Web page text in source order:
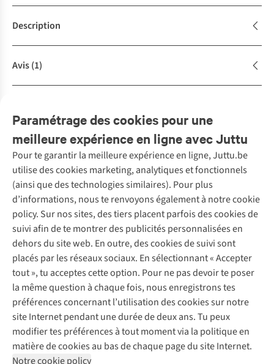
Description
Avis(1)
Complétez le look
Achète la tenue
Paramétrage des cookies pour une
meilleure expérience en ligne avec Juttu
Pour te garantir la meilleure expérience en ligne, Juttu.be
utilise des cookies marketing, analytiques et fonctionnels
(ainsi que des technologies similaires). Pour plus
d’informations, nous te renvoyons également à notre cookie
policy. Sur nos sites, des tiers placent parfois des cookies de
suivi afin de te montrer des publicités personnalisées en
dehors du site web. En outre, des cookies de suivi sont
placés par les réseaux sociaux. En sélectionnant « Accepter
tout », tu acceptes cette option. Pour ne pas devoir te poser
la même question à chaque fois, nous enregistrons tes
préférences concernant l’utilisation des cookies sur notre
site Internet pendant une durée de deux ans. Tu peux
modifier tes préférences à tout moment via la politique en
matière de cookies au bas de chaque page du site Internet.
Notre cookie policy
Service client
Questions fréquentes
Commander
Payer
10 % réduction étudiants
Klarna : post-paiement
Livraison
Retourner
Rétractation d'une commande
Garantie
Contact
Nos services
Vintage - ReJUsed
Atelier de couture
Personal shopping
Boîte à vêtements
Événements / ateliers
Juttu
Qui sommes-nous ?
Juttu Friends
Inspiration
Travailler chez Juttu
Nos magasins
Le monde de Juttu
Entrepreneuriat responsable
Abonne-toi à la newsletter
Suivez-nous